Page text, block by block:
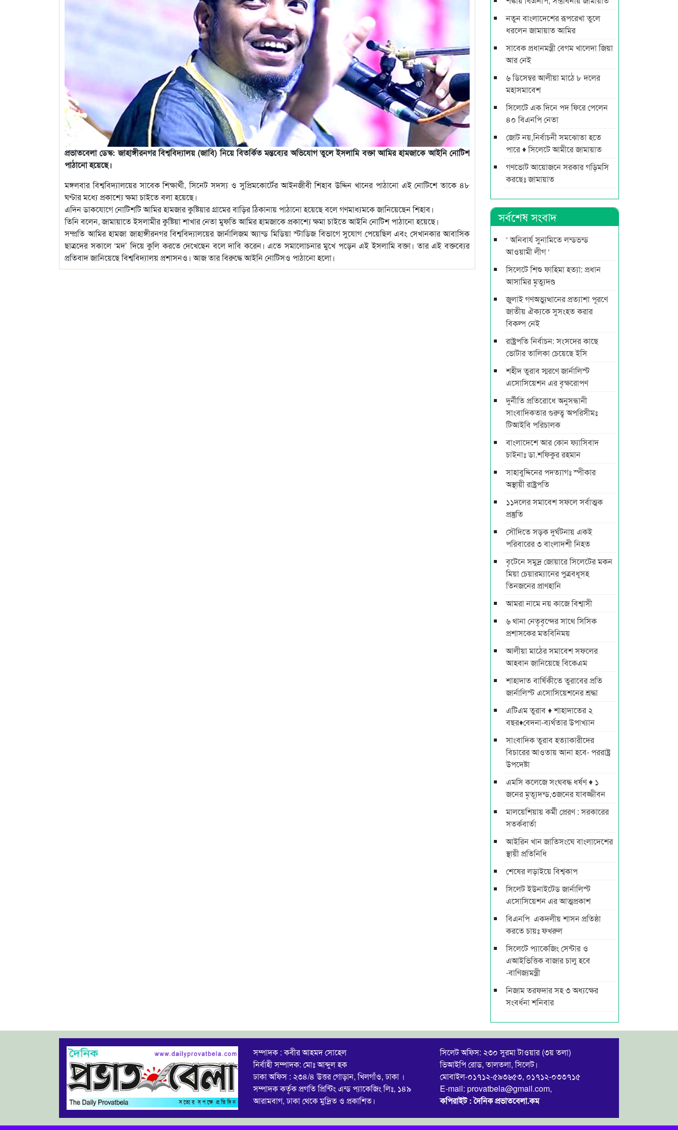
প্রভাতবেলা ডেস্ক: জাহাঙ্গীরনগর বিশ্ববিদ্যালয় (জাবি) নিয়ে বিতর্কিত মন্তব্যের অভিযোগ তুলে ইসলামি বক্তা আমির হামজাকে আইনি নোটিশ
পাঠানো হয়েছে।
মঙ্গলবার বিশ্ববিদ্যালয়ের সাবেক শিক্ষার্থী, সিনেট সদস্য ও সুপ্রিমকোর্টের আইনজীবী শিহাব উদ্দিন খানের পাঠানো এই নোটিশে তাকে ৪৮
ঘণ্টার মধ্যে প্রকাশ্যে ক্ষমা চাইতে বলা হয়েছে।
এদিন ডাকযোগে নোটিশটি আমির হামজার কুষ্টিয়ার গ্রামের বাড়ির ঠিকানায় পাঠানো হয়েছে বলে গণমাধ্যমকে জানিয়েছেন শিহাব।
তিনি বলেন, জামায়াতে ইসলামীর কুষ্টিয়া শাখার নেতা মুফতি আমির হামজাকে প্রকাশ্যে ক্ষমা চাইতে আইনি নোটিশ পাঠানো হয়েছে।
সম্প্রতি আমির হামজা জাহাঙ্গীরনগর বিশ্ববিদ্যালয়ের জার্নালিজম অ্যান্ড মিডিয়া স্টাডিজ বিভাগে সুযোগ পেয়েছিল এবং সেখানকার আবাসিক
ছাত্রদের সকালে ‘মদ’ দিয়ে কুলি করতে দেখেছেন বলে দাবি করেন। এতে সমালোচনার মুখে পড়েন এই ইসলামি বক্তা। তার এই বক্তব্যের
প্রতিবাদ জানিয়েছে বিশ্ববিদ্যালয় প্রশাসনও। আজ তার বিরুদ্ধে আইনি নোটিসও পাঠানো হলো।
নতুন বাংলাদেশের রূপরেখা তুলে
ধরলেন জামায়াত আমির
সাবেক প্রধানমন্ত্রী বেগম খালেদা জিয়া
আর নেই
৬ ডিসেম্বর আলীয়া মাঠে ৮ দলের
মহাসমাবেশ
সিলেটে এক দিনে পদ ফিরে পেলেন
৪০ বিএনপি নেতা
জোট নয়,নির্বাচনী সমঝোতা হতে
পারে ♦ সিলেটে আমীরে জামায়াত
গণভোট আয়োজনে সরকার গড়িমসি
করছেঃ জামায়াত
সর্বশেষ সংবাদ
‘ অনিবার্য সুনামিতে লন্ডভন্ড
আওয়ামী লীগ ‘
সিলেটে শিশু ফাহিমা হত্যা: প্রধান
আসামির মৃত্যুদণ্ড
জুলাই গণঅভ্যুত্থানের প্রত্যাশা পূরণে
জাতীয় ঐক্যকে সুসংহত করার
বিকল্প নেই
রাষ্ট্রপতি নির্বাচন: সংসদের কাছে
ভোটার তালিকা চেয়েছে ইসি
শহীদ তুরাব স্মরণে জার্নালিস্ট
এসোসিয়েশন এর বৃক্ষরোপণ
দুর্নীতি প্রতিরোধে অনুসন্ধানী
সাংবাদিকতার গুরুত্ব অপরিসীমঃ
টিআইবি পরিচালক
বাংলাদেশে আর কোন ফ্যাসিবাদ
চাইনাঃ ডা.শফিকুর রহমান
সাহাবুদ্দিনের পদত্যাগঃ স্পীকার
অস্থায়ী রাষ্ট্রপতি
১১দলের সমাবেশ সফলে সর্বাত্মক
প্রস্তুতি
সৌদিতে সড়ক দুর্ঘটনায় একই
পরিবারের ৩ বাংলাদশী নিহত
বৃটেনে সমুদ্র জোয়ারে সিলেটের মকন
মিয়া চেয়ারম্যানের পুত্রবধূসহ
তিনজনের প্রাণহানি
আমরা নামে নয় কাজে বিশ্বাসী
৬ থানা নেতৃবৃন্দের সাথে সিসিক
প্রশাসকের মতবিনিময়
আলীয়া মাঠের সমাবেশ সফলের
আহবান জানিয়েছে বিকেএম
শাহাদাত বার্ষিকীতে তুরাবের প্রতি
জার্নালিস্ট এসোসিয়েশনের শ্রদ্ধা
এটিএম তুরাব ♦ শাহাদাতের ২
বছর♦বেদনা-ব্যর্থতার উপাখ্যান
সাংবাদিক তুরাব হত্যাকারীদের
বিচারের আওতায় আনা হবে- পররাষ্ট্র
উপদেষ্টা
এমসি কলেজে সংঘবদ্ধ ধর্ষণ ♦ ১
জনের মৃত্যূদন্ড,৩জনের যাবজ্জীবন
মালয়েশিয়ায় কর্মী প্রেরণ : সরকারের
সতর্কবার্তা
আইরিন খান জাতিসংঘে বাংলাদেশের
স্থায়ী প্রতিনিধি
শেষের লড়াইয়ে বিশ্বকাপ
সিলেট ইউনাইটেড জার্নালিস্ট
এসোসিয়েশন এর আত্মপ্রকাশ
বিএনপি একদলীয় শাসন প্রতিষ্ঠা
করতে চায়ঃ ফখরুল
সিলেটে প্যাকেজিং সেন্টার ও
এআইভিত্তিক বাজার চালু হবে
-বাণিজ্যমন্ত্রী
নিজাম তরফদার সহ ৩ অধ্যক্ষের
সংবর্ধনা শনিবার
সম্পাদক : কবীর আহমদ সোহেল
নির্বাহী সম্পাদক: মোঃ আব্দুল হক
ঢাকা অফিস : ২৩৪/৪ উত্তর গোড়ান, খিলগাঁও, ঢাকা ।
সম্পাদক কর্তৃক প্রগতি প্রিন্টিং এন্ড প্যাকেজিং লিঃ, ১৪৯
আরামবাগ, ঢাকা থেকে মুদ্রিত ও প্রকাশিত।
সিলেট অফিস: ২৩০ সুরমা টাওয়ার (৩য় তলা)
ভিআইপি রোড, তালতলা, সিলেট।
মোবাইল-০১৭১২-৫৯৩৬৫৩, ০১৭১২-০৩৩৭১৫
E-mail: provatbela@gmail.com,
কপিরাইট : দৈনিক প্রভাতবেলা.কম